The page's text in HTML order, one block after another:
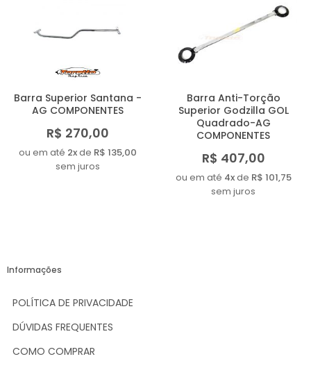
Barra Superior Santana -
AG COMPONENTES
R$ 270,00
ou em até 2xde R$ 135,00
sem juros
Barra Anti-Torção
Superior Godzilla GOL
Quadrado-AG
COMPONENTES
R$ 407,00
ou em até 4xde R$ 101,75
sem juros
Informações
POLÍTICA DE PRIVACIDADE
DÚVIDAS FREQUENTES
COMO COMPRAR